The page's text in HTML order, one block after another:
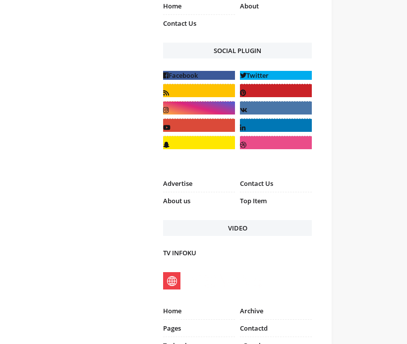
Home
About
Contact Us
SOCIAL PLUGIN
Advertise
Contact Us
About us
Top Item
VIDEO
TV INFOKU
Home
Archive
Pages
Contactd